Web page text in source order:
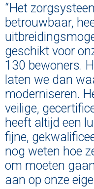
“Het
betrouwbaar,
geschikt voor
130 bewoners.
laten we dan
moderniseren.
veilige,
heeft altijd een
fijne,
nog weten hoe
om moeten
aan op onze